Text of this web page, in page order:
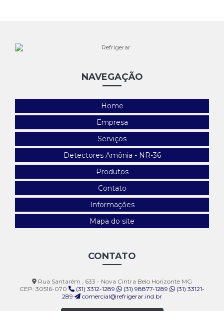
NAVEGAÇÃO
Home
Empresa
Serviços
Detectores Amônia - NR-36
Produtos
Contato
Informações
Mapa do site
CONTATO
Rua Santarém , 633 - Nova Cintra Belo Horizonte MG
CEP: 30516-070
(31) 3312-1289 (31) 98877-1289
(31) 33121-
289
comercial@refrigerar.ind.br